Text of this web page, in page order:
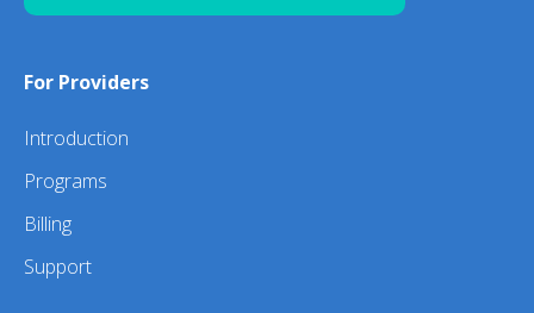
For Providers
Introduction
Programs
Billing
Support